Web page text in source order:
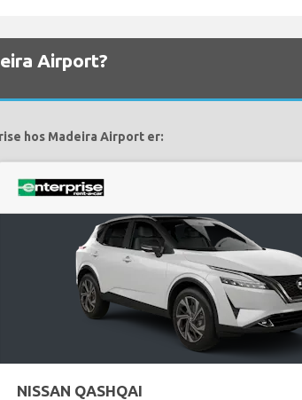
Airport?
hos Madeira Airport er:
NISSAN QASHQAI